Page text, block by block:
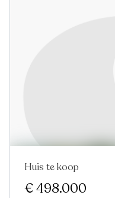
Huis te koop
€ 498.000